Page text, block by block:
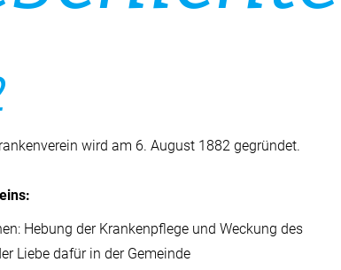
wird am 6. August 1882 gegründet.
Hebung der Krankenpflege und Weckung des
Liebe dafür in der Gemeinde